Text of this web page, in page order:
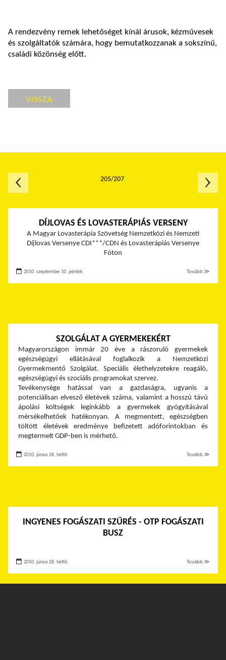
A rendezvény remek lehetőséget kínál árusok, kézművesek
és szolgáltatók számára, hogy bemutatkozzanak a sokszínű,
családi közönség előtt.
VISSZA
DÍJLOVAS ÉS LOVASTERÁPIÁS VERSENY
A Magyar Lovasterápia Szövetség Nemzetközi és Nemzeti
Díjlovas Versenye CDI***/CDN és Lovasterápiás Versenye
Fóton
2010. szeptember 10. péntek Tovább ≫
SZOLGÁLAT A GYERMEKEKÉRT
Magyarországon immár 20 éve a rászoruló gyermekek
egészségügyi ellátásával foglalkozik a Nemzetközi
Gyermekmentő Szolgálat. Speciális élethelyzetekre reagáló,
egészségügyi és szociális programokat szervez.
Tevékenysége hatással van a gazdaságra, ugyanis a
potenciálisan elvesző életévek száma, valamint a hosszú távú
ápolási költségek leginkább a gyermekek gyógyításával
mérsékelhetőek hatékonyan. A megmentett, egészségben
töltött életévek eredménye befizetett adóforintokban és
megtermelt GDP-ben is mérhető.
2010. június 28. hétfő Tovább ≫
INGYENES FOGÁSZATI SZŰRÉS - OTP FOGÁSZATI
BUSZ
2010. június 28. hétfő Tovább ≫
205/207